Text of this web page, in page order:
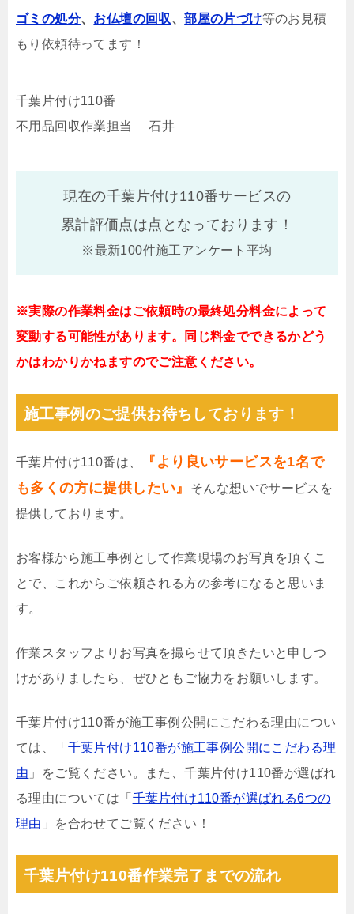
ゴミの処分、 お仏壇の回収、部屋の片づけ等のお見積
もり依頼待ってます！
千葉片付け110番
不用品回収作業担当 石井
現在の千葉片付け110番サービスの
累計評価点は点となっております！
※最新100件施工アンケート平均
※実際の作業料金はご依頼時の最終処分料金によって
変動する可能性があります。同じ料金でできるかどう
かはわかりかねますのでご注意ください。
施工事例のご提供お待ちしております！
千葉片付け110番は、
『より良いサービスを1名で
も多くの方に提供したい』
そんな想いでサービスを
提供しております。
お客様から施工事例として作業現場のお写真を頂くこ
とで、これからご依頼される方の参考になると思いま
す。
作業スタッフよりお写真を撮らせて頂きたいと申しつ
けがありましたら、ぜひともご協力をお願いします。
千葉片付け110番が施工事例公開にこだわる理由につい
ては、「 千葉片付け110番が施工事例公開にこだわる理
由 」をご覧ください。また、千葉片付け110番が選ばれ
る理由については「 千葉片付け110番が選ばれる6つの
理由 」を合わせてご覧ください！
千葉片付け110番作業完了までの流れ